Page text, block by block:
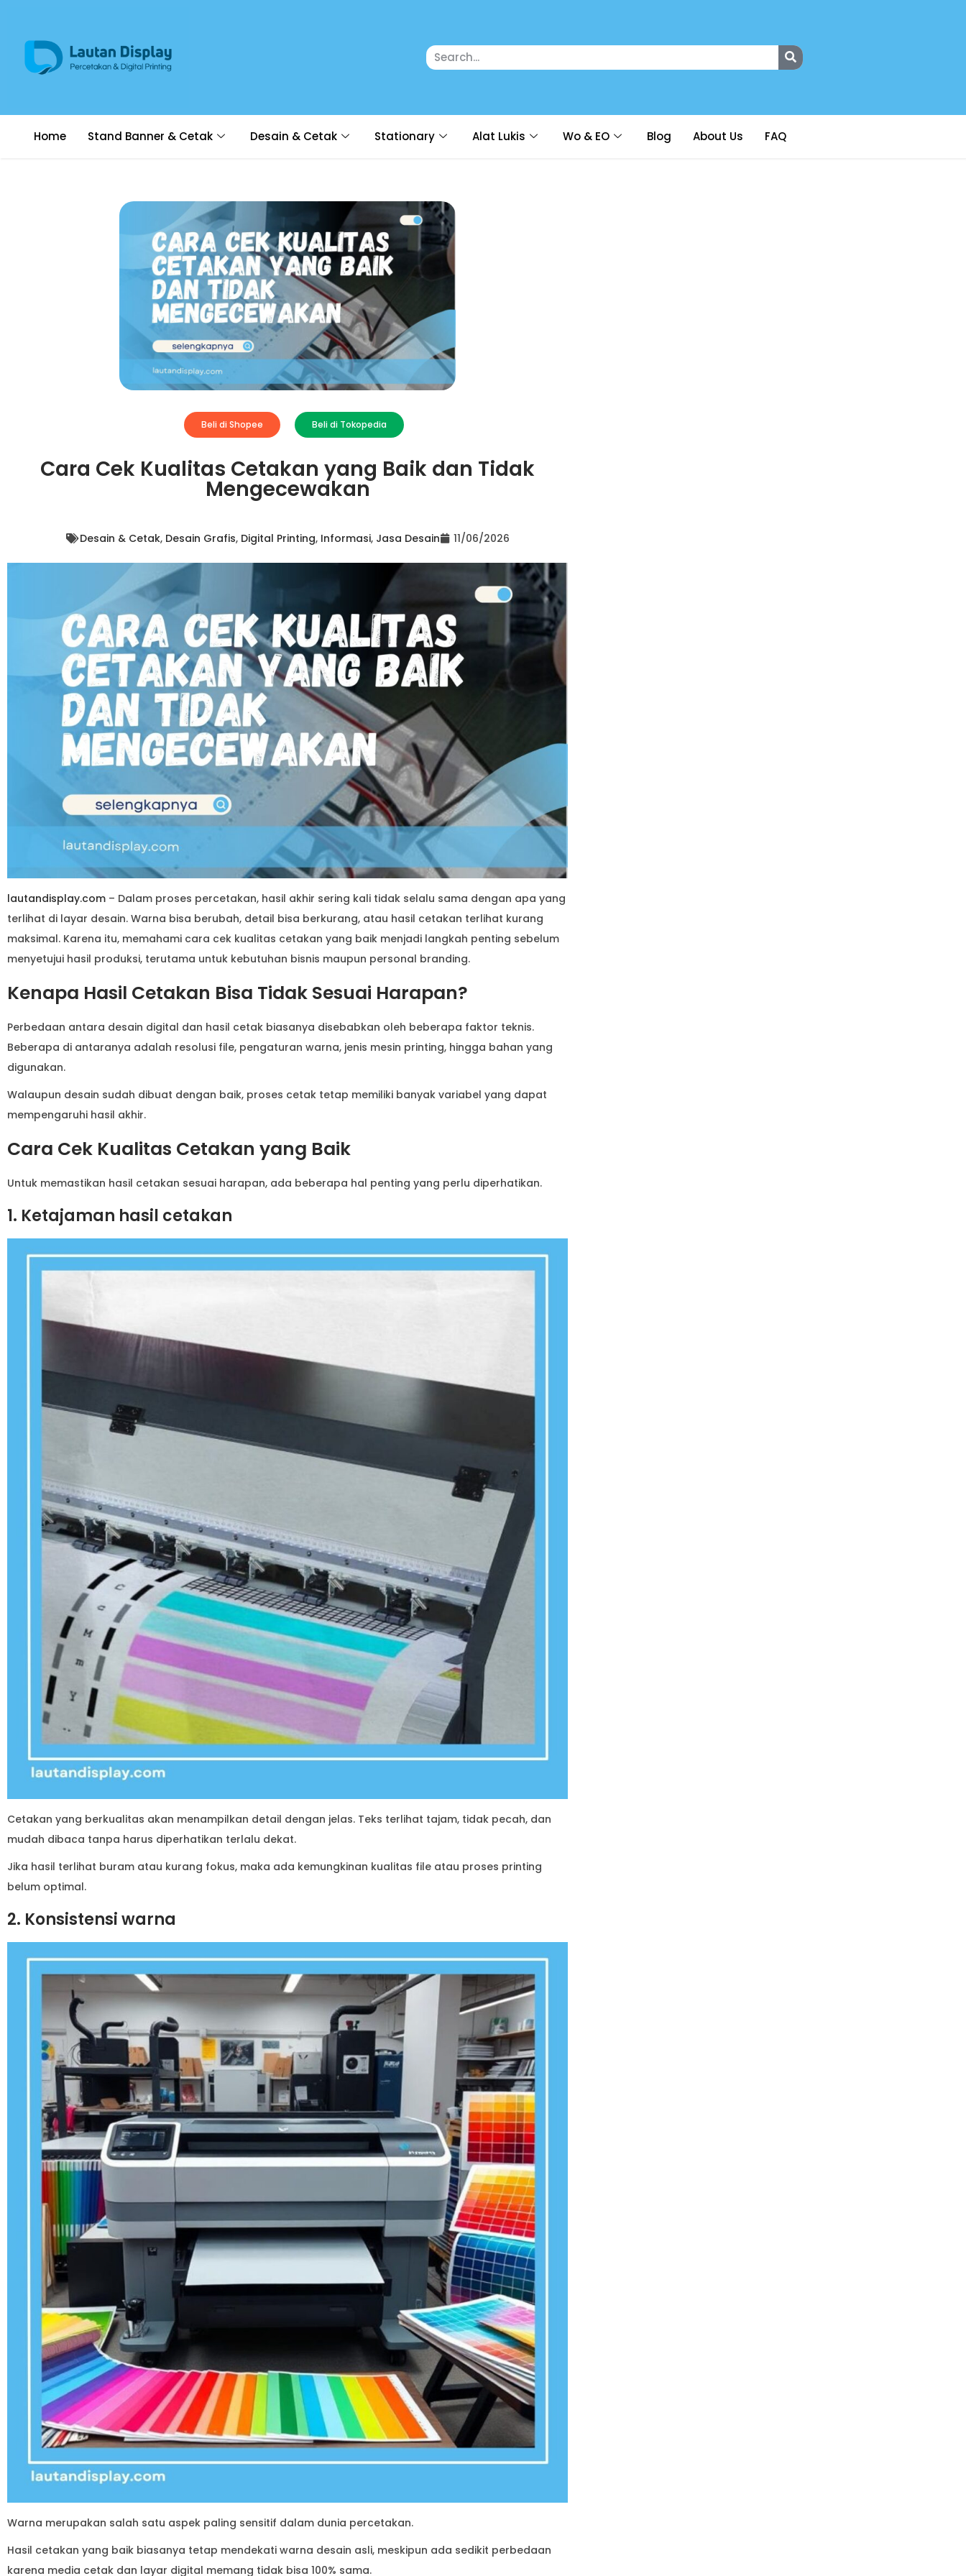
Home Stand Banner & Cetak Desain & Cetak Stationary Alat Lukis Wo & EO Blog About Us FAQ
Beli di Shopee Beli di Tokopedia
Cara Cek Kualitas Cetakan yang Baik dan Tidak
Mengecewakan
Desain & Cetak, Desain Grafis, Digital Printing, Informasi, Jasa Desain 11/06/2026
lautandisplay.com – Dalam proses percetakan, hasil akhir sering kali tidak selalu sama dengan apa yang
terlihat di layar desain. Warna bisa berubah, detail bisa berkurang, atau hasil cetakan terlihat kurang
maksimal. Karena itu, memahami cara cek kualitas cetakan yang baik menjadi langkah penting sebelum
menyetujui hasil produksi, terutama untuk kebutuhan bisnis maupun personal branding.
Kenapa Hasil Cetakan Bisa Tidak Sesuai Harapan?
Perbedaan antara desain digital dan hasil cetak biasanya disebabkan oleh beberapa faktor teknis.
Beberapa di antaranya adalah resolusi file, pengaturan warna, jenis mesin printing, hingga bahan yang
digunakan.
Walaupun desain sudah dibuat dengan baik, proses cetak tetap memiliki banyak variabel yang dapat
mempengaruhi hasil akhir.
Cara Cek Kualitas Cetakan yang Baik
Untuk memastikan hasil cetakan sesuai harapan, ada beberapa hal penting yang perlu diperhatikan.
1. Ketajaman hasil cetakan
Cetakan yang berkualitas akan menampilkan detail dengan jelas. Teks terlihat tajam, tidak pecah, dan
mudah dibaca tanpa harus diperhatikan terlalu dekat.
Jika hasil terlihat buram atau kurang fokus, maka ada kemungkinan kualitas file atau proses printing
belum optimal.
2. Konsistensi warna
Warna merupakan salah satu aspek paling sensitif dalam dunia percetakan.
Hasil cetakan yang baik biasanya tetap mendekati warna desain asli, meskipun ada sedikit perbedaan
karena media cetak dan layar digital memang tidak bisa 100% sama.